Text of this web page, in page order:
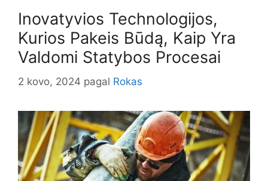
Inovatyvios Technologijos,
Kurios Pakeis Būdą, Kaip Yra
Valdomi Statybos Procesai
2 kovo, 2024 pagal Rokas